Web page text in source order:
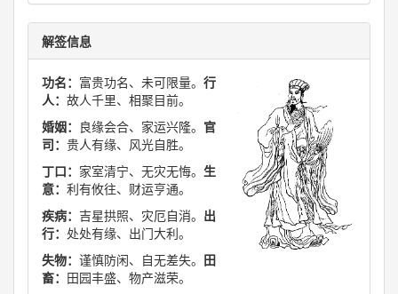
解签信息
功名： 富贵功名、未可限量。 行
人： 故人千里、相聚目前。
婚姻： 良缘会合、家运兴隆。 官
司： 贵人有缘、风光自胜。
丁口： 家室清宁、无灾无悔。 生
意： 利有攸往、财运亨通。
疾病： 吉星拱照、灾厄自消。 出
行： 处处有缘、出门大利。
失物： 谨慎防闲、自无差失。 田
畜： 田园丰盛、物产滋荣。